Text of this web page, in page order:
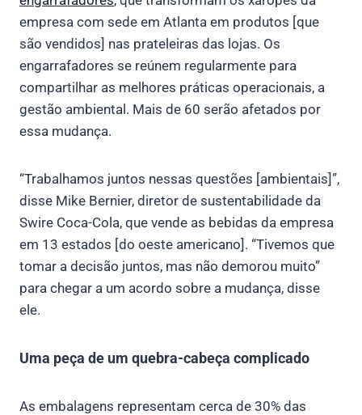
empresa com sede em Atlanta em produtos [que
são vendidos] nas prateleiras das lojas. Os
engarrafadores se reúnem regularmente para
compartilhar as melhores práticas operacionais, a
gestão ambiental. Mais de 60 serão afetados por
essa mudança.
“Trabalhamos juntos nessas questões [ambientais]”,
disse Mike Bernier, diretor de sustentabilidade da
Swire Coca-Cola, que vende as bebidas da empresa
em 13 estados [do oeste americano]. “Tivemos que
tomar a decisão juntos, mas não demorou muito”
para chegar a um acordo sobre a mudança, disse
ele.
Uma peça de um quebra-cabeça complicado
As embalagens representam cerca de 30% das